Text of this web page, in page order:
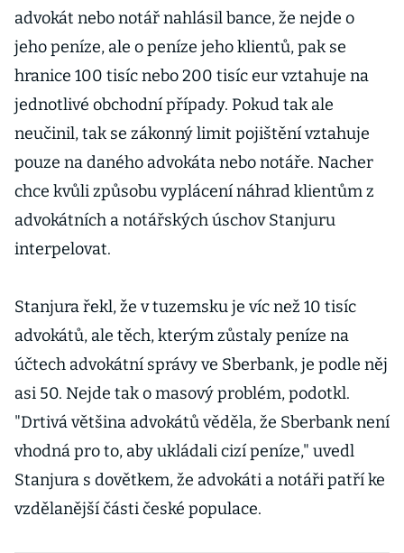
advokát nebo notář nahlásil bance, že nejde o
jeho peníze, ale o peníze jeho klientů, pak se
hranice 100 tisíc nebo 200 tisíc eur vztahuje na
jednotlivé obchodní případy. Pokud tak ale
neučinil, tak se zákonný limit pojištění vztahuje
pouze na daného advokáta nebo notáře. Nacher
chce kvůli způsobu vyplácení náhrad klientům z
advokátních a notářských úschov Stanjuru
interpelovat.
Stanjura řekl, že v tuzemsku je víc než 10 tisíc
advokátů, ale těch, kterým zůstaly peníze na
účtech advokátní správy ve Sberbank, je podle něj
asi 50. Nejde tak o masový problém, podotkl.
"Drtivá většina advokátů věděla, že Sberbank není
vhodná pro to, aby ukládali cizí peníze," uvedl
Stanjura s dovětkem, že advokáti a notáři patří ke
vzdělanější části české populace.